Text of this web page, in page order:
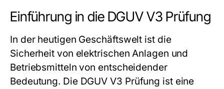
Einführung in die DGUV V3 Prüfung
In der heutigen Geschäftswelt ist die
Sicherheit von elektrischen Anlagen und
Betriebsmitteln von entscheidender
Bedeutung. Die DGUV V3 Prüfung ist eine